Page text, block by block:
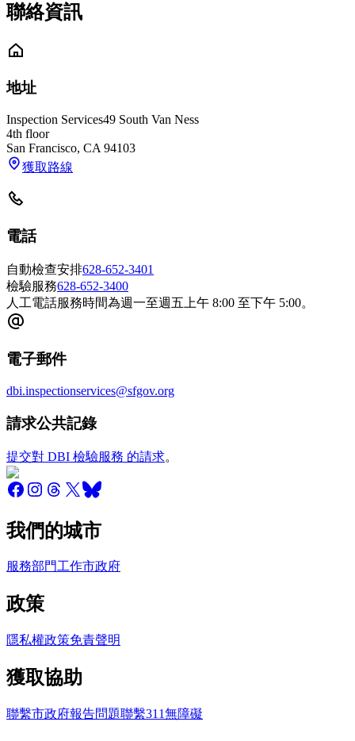
聯絡資訊
地址
Inspection Services49 South Van Ness
4th floor
San Francisco, CA 94103
獲取路線
電話
自動檢查安排628-652-3401
檢驗服務628-652-3400
人工電話服務時間為週一至週五上午 8:00 至下午 5:00。
電子郵件
dbi.inspectionservices@sfgov.org
請求公共記錄
提交對 DBI 檢驗服務 的請求。
我們的城市
服務部門工作市政府
政策
隱私權政策免責聲明
獲取協助
聯繫市政府報告問題聯繫311無障礙